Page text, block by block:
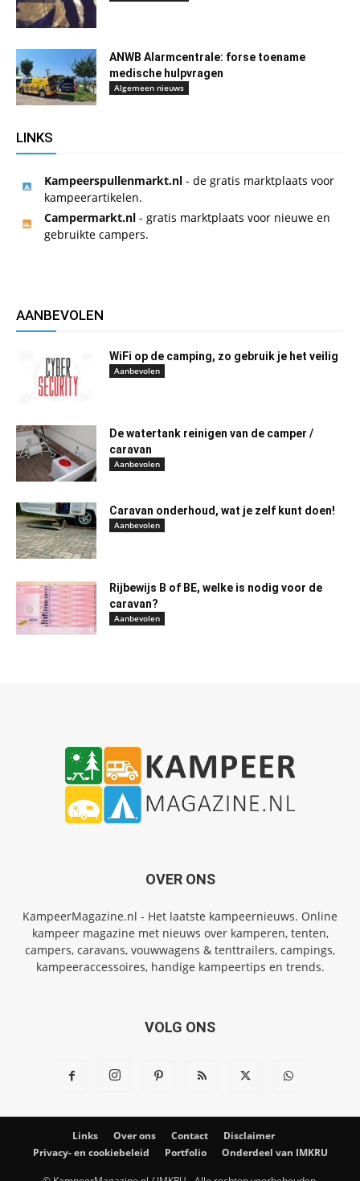
ANWB Alarmcentrale: forse toename
medische hulpvragen
Algemeen nieuws
LINKS
Kampeerspullenmarkt.nl - de gratis marktplaats voor
kampeerartikelen.
Campermarkt.nl - gratis marktplaats voor nieuwe en
gebruikte campers.
AANBEVOLEN
WiFi op de camping, zo gebruik je het veilig
Aanbevolen
De watertank reinigen van de camper /
caravan
Aanbevolen
Caravan onderhoud, wat je zelf kunt doen!
Aanbevolen
Rijbewijs B of BE, welke is nodig voor de
caravan?
Aanbevolen
OVER ONS
KampeerMagazine.nl - Het laatste kampeernieuws. Online
kampeer magazine met nieuws over kamperen, tenten,
campers, caravans, vouwwagens & tenttrailers, campings,
kampeeraccessoires, handige kampeertips en trends.
VOLG ONS
Links Over ons Contact
Disclaimer
Privacy- en cookiebeleid
Portfolio Onderdeel van IMKRU